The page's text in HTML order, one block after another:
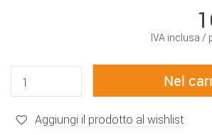
IVA inclusa /
Aggiungi il prodotto al wishlist